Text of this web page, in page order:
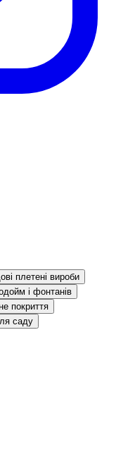
плетені вироби
і фонтанів
покриття
саду